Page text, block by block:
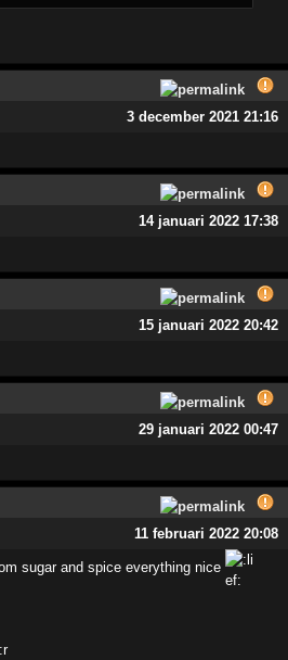
3 december 2021 21:16
14 januari 2022 17:38
15 januari 2022 20:42
29 januari 2022 00:47
11 februari 2022 20:08
sugar and spice everything nice